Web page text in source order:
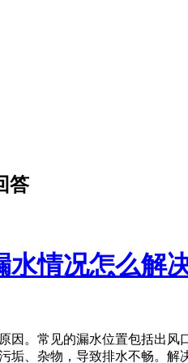
答
水情况怎么解
因。常见的漏水位置包括出
垢、杂物，导致排水不畅。